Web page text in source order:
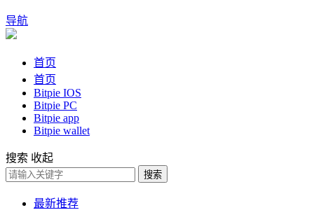
导航
首页
首页
Bitpie IOS
Bitpie PC
Bitpie app
Bitpie wallet
搜索 收起
搜索
最新推荐